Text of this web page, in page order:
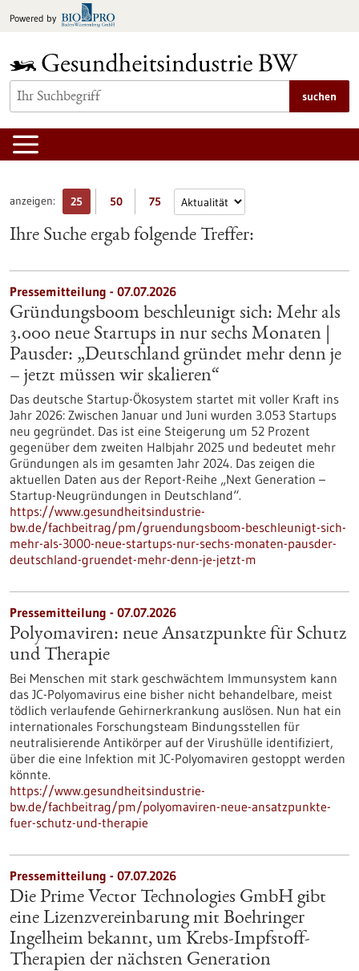
Inhalt
Powered by
suchen
anzeigen: 25 50 75
Ihre Suche ergab folgende Treffer:
Pressemitteilung - 07.07.2026
Gründungsboom beschleunigt sich: Mehr als
3.000 neue Startups in nur sechs Monaten |
Pausder: „Deutschland gründet mehr denn je
– jetzt müssen wir skalieren“
Das deutsche Startup-Ökosystem startet mit voller Kraft ins
Jahr 2026: Zwischen Januar und Juni wurden 3.053 Startups
neu gegründet. Das ist eine Steigerung um 52 Prozent
gegenüber dem zweiten Halbjahr 2025 und bedeutet mehr
Gründungen als im gesamten Jahr 2024. Das zeigen die
aktuellen Daten aus der Report-Reihe „Next Generation –
Startup-Neugründungen in Deutschland“.
https://www.gesundheitsindustrie-
bw.de/fachbeitrag/pm/gruendungsboom-beschleunigt-sich-
mehr-als-3000-neue-startups-nur-sechs-monaten-pausder-
deutschland-gruendet-mehr-denn-je-jetzt-m
Pressemitteilung - 07.07.2026
Polyomaviren: neue Ansatzpunkte für Schutz
und Therapie
Bei Menschen mit stark geschwächtem Immunsystem kann
das JC-Polyomavirus eine bisher nicht behandelbare, meist
tödlich verlaufende Gehirnerkrankung auslösen. Nun hat ein
internationales Forschungsteam Bindungsstellen für
neutralisierende Antikörper auf der Virushülle identifiziert,
über die eine Infektion mit JC-Polyomaviren gestoppt werden
könnte.
https://www.gesundheitsindustrie-
bw.de/fachbeitrag/pm/polyomaviren-neue-ansatzpunkte-
fuer-schutz-und-therapie
Pressemitteilung - 07.07.2026
Die Prime Vector Technologies GmbH gibt
eine Lizenzvereinbarung mit Boehringer
Ingelheim bekannt, um Krebs-Impfstoff-
Therapien der nächsten Generation